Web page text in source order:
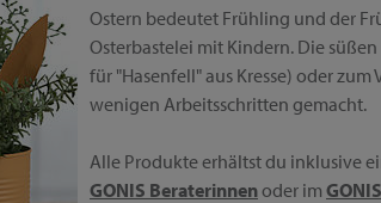
Ostern bedeutet Frühling und der
Osterbastelei mit Kindern. Die
für "Hasenfell" aus Kresse) oder
wenigen Arbeitsschritten gemacht.
Alle Produkte erhältst du inklusive
GONIS Beraterinnenoder im